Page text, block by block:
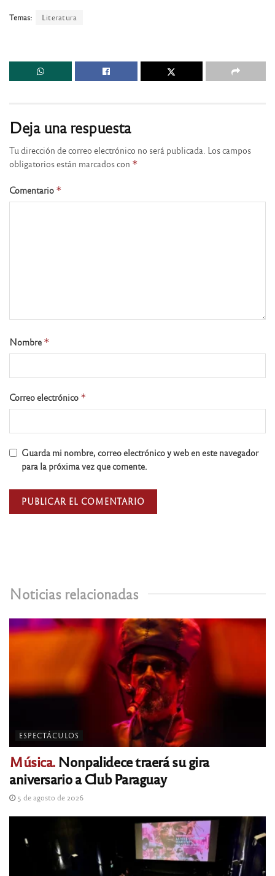
Temas: Literatura
Noticias relacionadas
ESPECTÁCULOS
Música.Nonpalidece traerá su gira
aniversario a Club Paraguay
5 de agosto de 2026
Deja una respuesta
Tu dirección de correo electrónico no será publicada. Los campos
obligatorios están marcados con *
Comentario *
Nombre *
Correo electrónico *
Guarda mi nombre, correo electrónico y web en este navegador
para la próxima vez que comente.